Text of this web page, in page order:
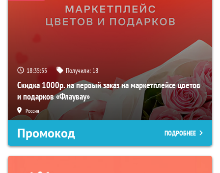
18:35:54 Получили: 18
Скидка 1000р. на первый заказ на маркетплейсе цветов
и подарков «Флаувау»
Россия
Промокод ПОДРОБНЕЕ